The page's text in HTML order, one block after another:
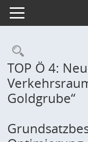
Toggle navigation
TOP Ö 4:
Goldgrube“